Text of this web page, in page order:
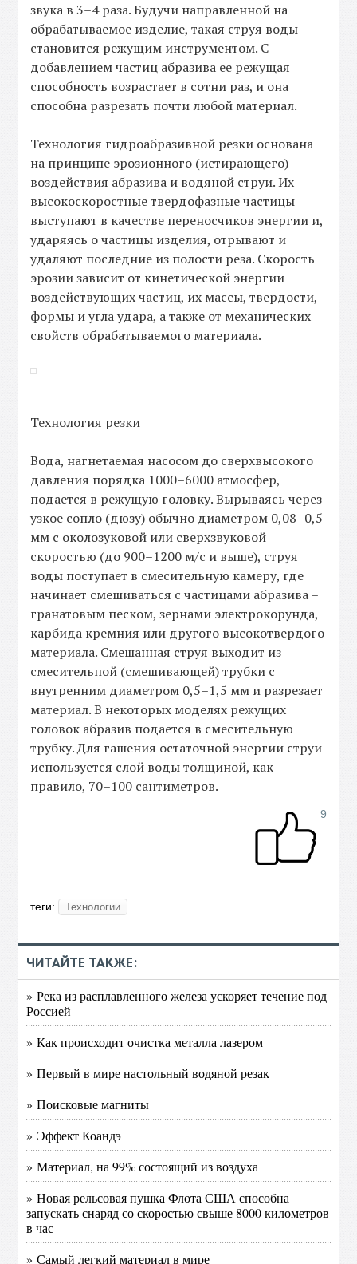
звука в 3–4 раза. Будучи направленной на
обрабатываемое изделие, такая струя воды
становится режущим инструментом. С
добавлением частиц абразива ее режущая
способность возрастает в сотни раз, и она
способна разрезать почти любой материал.
Технология гидроабразивной резки основана
на принципе эрозионного (истирающего)
воздействия абразива и водяной струи. Их
высокоскоростные твердофазные частицы
выступают в качестве переносчиков энергии и,
ударяясь о частицы изделия, отрывают и
удаляют последние из полости реза. Скорость
эрозии зависит от кинетической энергии
воздействующих частиц, их массы, твердости,
формы и угла удара, а также от механических
свойств обрабатываемого материала.
Технология резки
Вода, нагнетаемая насосом до сверхвысокого
давления порядка 1000–6000 атмосфер,
подается в режущую головку. Вырываясь через
узкое сопло (дюзу) обычно диаметром 0,08–0,5
мм с околозуковой или сверхзвуковой
скоростью (до 900–1200 м/c и выше), струя
воды поступает в смесительную камеру, где
начинает смешиваться с частицами абразива –
гранатовым песком, зернами электрокорунда,
карбида кремния или другого высокотвердого
материала. Смешанная струя выходит из
смесительной (смешивающей) трубки с
внутренним диаметром 0,5–1,5 мм и разрезает
материал. В некоторых моделях режущих
головок абразив подается в смесительную
трубку. Для гашения остаточной энергии струи
используется слой воды толщиной, как
правило, 70–100 сантиметров.
9
теги: Технологии
ЧИТАЙТЕ ТАКЖЕ:
» Река из расплавленного железа ускоряет течение под
Россией
» Как происходит очистка металла лазером
» Первый в мире настольный водяной резак
» Поисковые магниты
» Эффект Коандэ
» Материал, на 99% состоящий из воздуха
» Новая рельсовая пушка Флота США способна
запускать снаряд со скоростью свыше 8000 километров
в час
» Самый легкий материал в мире